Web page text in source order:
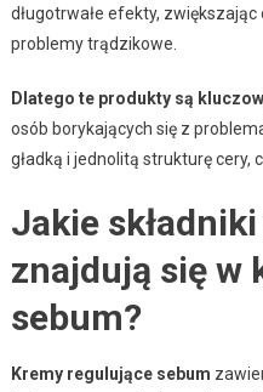
długotrwałe efekty,
problemy trądzikowe.
Dlatego te produkty są
osób borykających się z
gładką i jednolitą strukturę cery,
Jakie
znajdują się w
sebum?
Kremy regulujące sebum